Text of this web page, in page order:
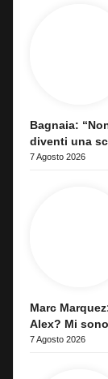
Bagnaia:
diventi una
7 Agosto 2026
Marc
Alex? Mi
7 Agosto 2026